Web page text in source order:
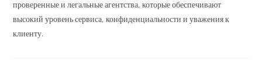
проверенные и легальные агентства, которые обеспечивают
высокий уровень сервиса, конфиденциальности и уважения к
клиенту.